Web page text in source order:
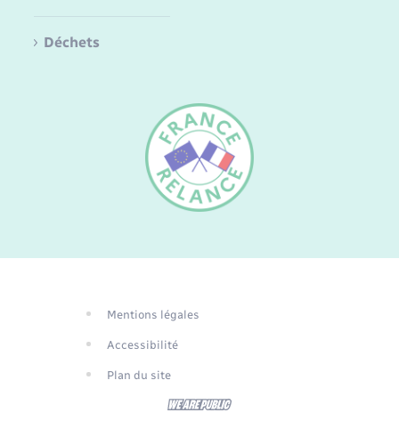
Traduction du
DE
Déchets
Mentions légales
Accessibilité
Plan du site